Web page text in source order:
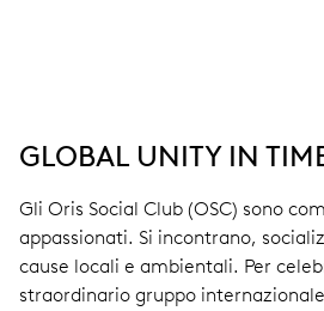
GLOBAL UNITY IN
Gli Oris Social Club (OSC) sono
appassionati. Si incontrano,
cause locali e ambientali. Per
straordinario gruppo